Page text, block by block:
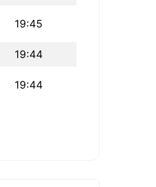
19:45
19:44
19:44